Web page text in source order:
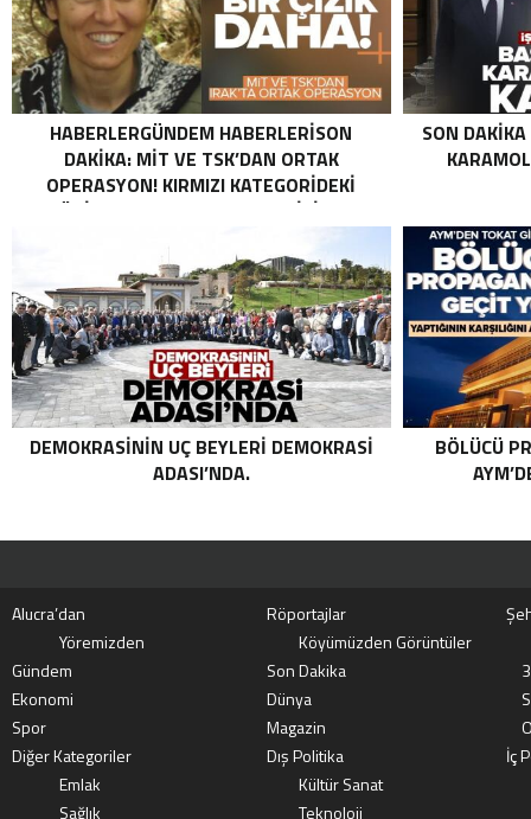
HABERLERGÜNDEM HABERLERISON
DAKIKA: MİT VE TSK’DAN ORTAK
OPERASYON! KIRMIZI KATEGORIDEKI
TERÖRIST NAZLI TAŞPINAR ETKISIZ HALE
ORTAK OPERASYON! KIRMIZI
KATEGORIDEKI TERÖRIST NAZLI
TAŞPINAR ETKISIZ HALE GETIRILDI .
SON
DEMOKRASININ UÇ BEYLERI DEMOKRASI
ADASI’NDA.
BÖLÜCÜ
Alucra’dan Röportajlar
Yöremizden
Köyümüzden Görüntüler
Gündem
Son Dakika
Ekonomi
Dünya
Spor
Magazin
Diğer Kategoriler
Dış Politika
İç
Emlak
Kültür Sanat
Sağlık
Teknoloji